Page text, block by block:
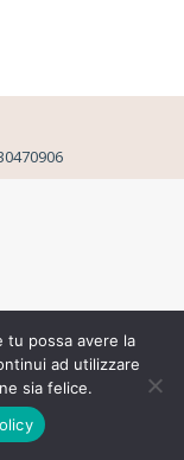
tu possa avere la
ad utilizzare
sia felice.